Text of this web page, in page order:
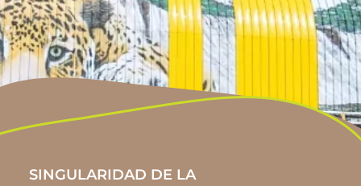
SINGULARIDAD DE LA